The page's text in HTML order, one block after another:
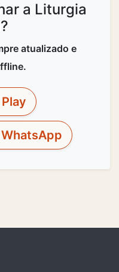
a Liturgia
atualizado e